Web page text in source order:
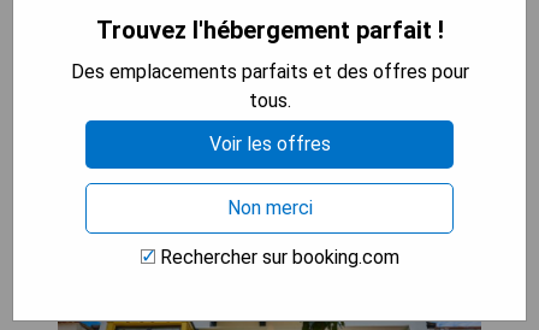
Alko Hotel Integrado
Trouvez l'hébergement parfait !
Des emplacements parfaits et des offres pour
tous.
Voir les offres
Non merci
Rechercher sur booking.com